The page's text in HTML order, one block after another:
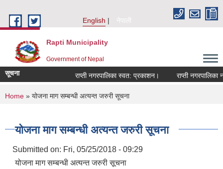
English
नेपाली
Rapti Municipality
Government of Nepal
सूचना राप्ती नगरपालिका स्वत: प्रकाशन। राप्ती नगरपालिका
You are here
Home » योजना माग सम्बन्धी अत्यन्त जरुरी सूचना
योजना माग सम्बन्धी अत्यन्त जरुरी सूचना
Submitted on: Fri, 05/25/2018 - 09:29
योजना माग सम्बन्धी अत्यन्त जरुरी सूचना